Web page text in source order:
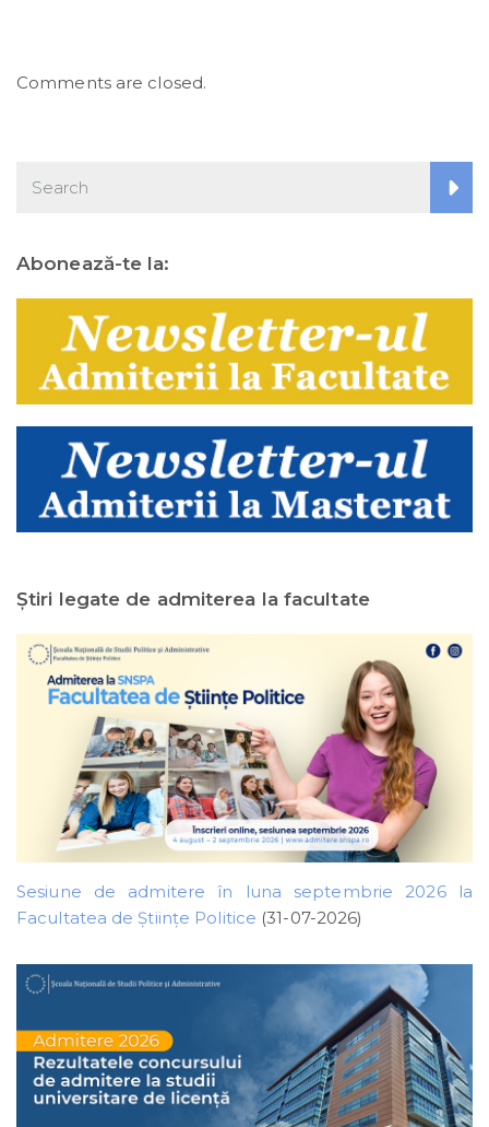
Comments are closed.
Abonează-te la:
Ştiri legate de admiterea la facultate
Sesiune de admitere în luna septembrie 2026 la
Facultatea de Științe Politice (31-07-2026)